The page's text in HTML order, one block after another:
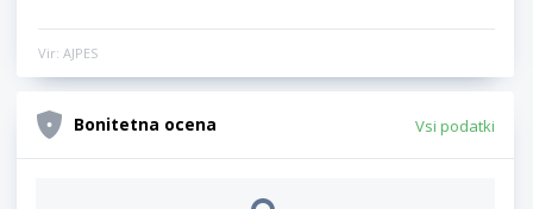
Vir: AJPES
Bonitetna ocena Vsi podatki